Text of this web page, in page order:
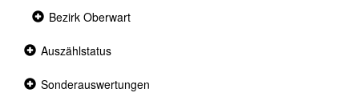
Collapsed
Bezirk Oberwart
Collapsed
Auszählstatus
Collapsed
Sonderauswertungen